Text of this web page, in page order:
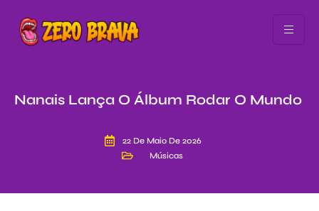
Nanais Lança O Álbum Rodar O Mundo
22 De Maio De 2026
Músicas